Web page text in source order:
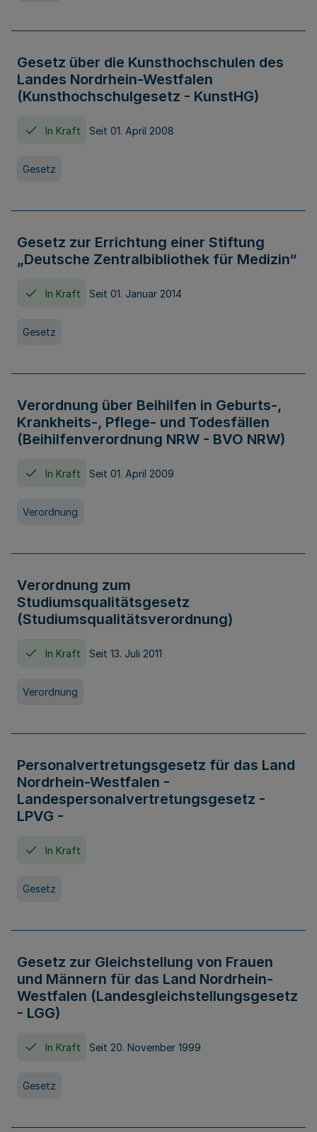
Gesetz über die Kunsthochschulen des
Landes Nordrhein-Westfalen
(Kunsthochschulgesetz - KunstHG)
In Kraft Seit 01. April 2008
Gesetz
Gesetz zur Errichtung einer Stiftung
„Deutsche Zentralbibliothek für Medizin“
In Kraft Seit 01. Januar 2014
Gesetz
Verordnung über Beihilfen in Geburts-,
Krankheits-, Pflege- und Todesfällen
(Beihilfenverordnung NRW - BVO NRW)
In Kraft Seit 01. April 2009
Verordnung
Verordnung zum
Studiumsqualitätsgesetz
(Studiumsqualitätsverordnung)
In Kraft Seit 13. Juli 2011
Verordnung
Personalvertretungsgesetz für das Land
Nordrhein-Westfalen -
Landespersonalvertretungsgesetz -
LPVG -
In Kraft
Gesetz
Gesetz zur Gleichstellung von Frauen
und Männern für das Land Nordrhein-
Westfalen (Landesgleichstellungsgesetz
- LGG)
In Kraft Seit 20. November 1999
Gesetz